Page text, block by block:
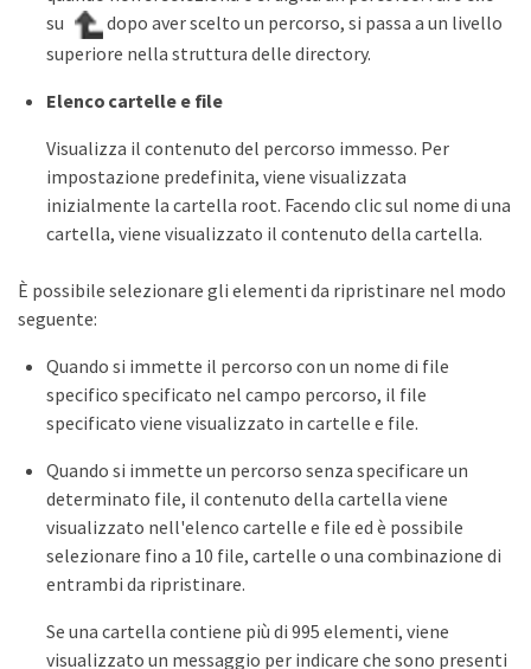
su
dopo aver scelto un percorso, si passa a un livello
superiore nella struttura delle directory.
Elenco cartelle e file
Visualizza il contenuto del percorso immesso. Per
impostazione predefinita, viene visualizzata
inizialmente la cartella root. Facendo clic sul nome di una
cartella, viene visualizzato il contenuto della cartella.
È possibile selezionare gli elementi da ripristinare nel modo
seguente:
Quando si immette il percorso con un nome di file
specifico specificato nel campo percorso, il file
specificato viene visualizzato in cartelle e file.
Quando si immette un percorso senza specificare un
determinato file, il contenuto della cartella viene
visualizzato nell'elenco cartelle e file ed è possibile
selezionare fino a 10 file, cartelle o una combinazione di
entrambi da ripristinare.
Se una cartella contiene più di 995 elementi, viene
visualizzato un messaggio per indicare che sono presenti